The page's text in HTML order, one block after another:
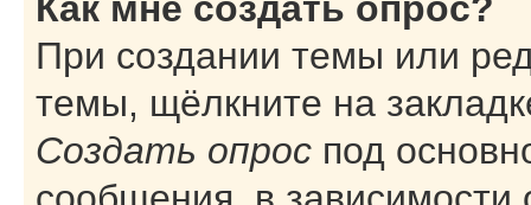
При создании темы или
темы, щёлкните на
Создать опрос под